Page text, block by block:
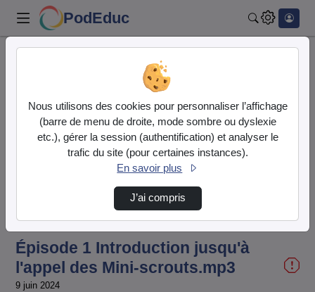
PodEduc
Épisode 1 Introduction jusqu'à l'appel des M…
actuel
00:00:000 / Durée
03:46:334 Chargé
100.00%dans
l'image
écran
Épisode 1 Introduction jusqu'à
l'appel des Mini-scrouts.mp3
9 juin 2024
Nous utilisons des cookies pour personnaliser l’affichage
(barre de menu de droite, mode sombre ou dyslexie
etc.), gérer la session (authentification) et analyser le
trafic du site (pour certaines instances).
En savoir plus
J’ai compris